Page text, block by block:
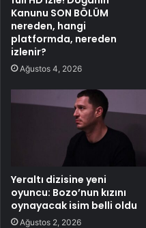
Kanunu SON BÖLÜM
nereden, hangi
platformda, nereden
izlenir?
Ağustos 4, 2026
Yeraltı dizisine yeni
oyuncu: Bozo’nun kızını
oynayacak isim belli oldu
Ağustos 2, 2026